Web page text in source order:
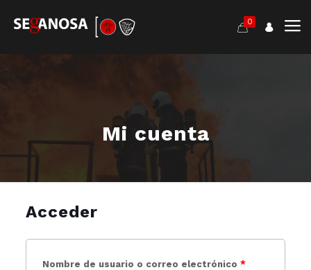
0
Mi cuenta
Acceder
Nombre de usuario o correo electrónico *